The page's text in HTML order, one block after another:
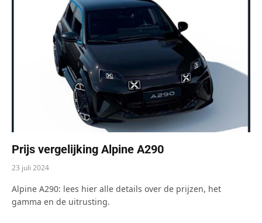
Prijs vergelijking Alpine A290
23 juli 2024
Alpine A290: lees hier alle details over de prijzen, het
gamma en de uitrusting.